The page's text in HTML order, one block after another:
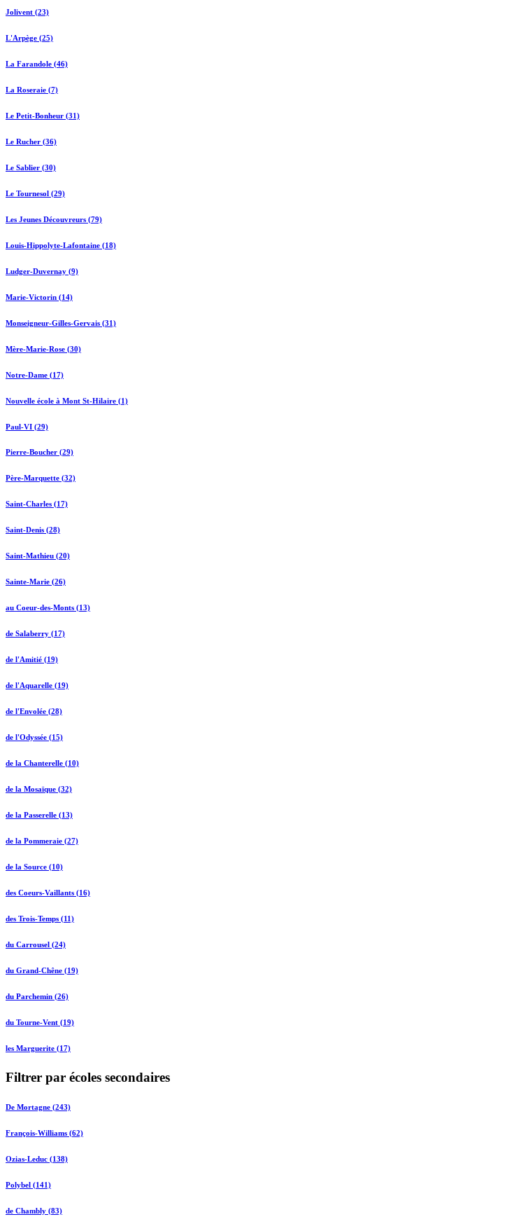
Jolivent (23)
L'Arpège (25)
La Farandole (46)
La Roseraie (7)
Le Petit-Bonheur (31)
Le Rucher (36)
Le Sablier (30)
Le Tournesol (29)
Les Jeunes Découvreurs (79)
Louis-Hippolyte-Lafontaine (18)
Ludger-Duvernay (9)
Marie-Victorin (14)
Monseigneur-Gilles-Gervais (31)
Mère-Marie-Rose (30)
Notre-Dame (17)
Nouvelle école à Mont St-Hilaire (1)
Paul-VI (29)
Pierre-Boucher (29)
Père-Marquette (32)
Saint-Charles (17)
Saint-Denis (28)
Saint-Mathieu (20)
Sainte-Marie (26)
au Coeur-des-Monts (13)
de Salaberry (17)
de l'Amitié (19)
de l'Aquarelle (19)
de l'Envolée (28)
de l'Odyssée (15)
de la Chanterelle (10)
de la Mosaïque (32)
de la Passerelle (13)
de la Pommeraie (27)
de la Source (10)
des Coeurs-Vaillants (16)
des Trois-Temps (11)
du Carrousel (24)
du Grand-Chêne (19)
du Parchemin (26)
du Tourne-Vent (19)
les Marguerite (17)
Filtrer par écoles secondaires
De Mortagne (243)
François-Williams (62)
Ozias-Leduc (138)
Polybel (141)
de Chambly (83)